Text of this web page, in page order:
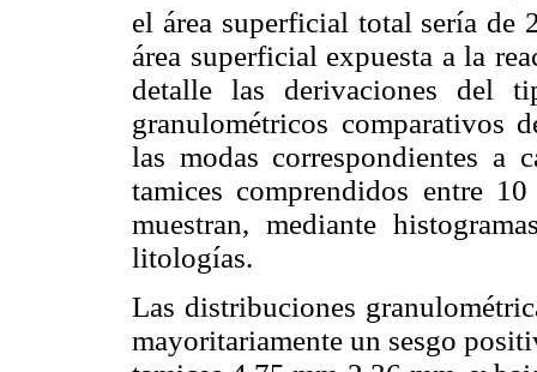
el área superficial total sería de
área superficial expuesta a la
detalle las derivaciones del
granulométricos comparativos
las modas correspondientes a
tamices comprendidos entre
muestran, mediante
litologías.
Las distribuciones
mayoritariamente un sesgo